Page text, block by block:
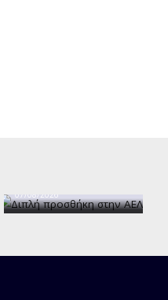
07/08/2026